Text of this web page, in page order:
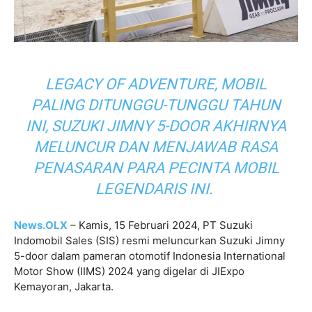
LEGACY OF ADVENTURE, MOBIL
PALING DITUNGGU-TUNGGU TAHUN
INI, SUZUKI JIMNY 5-DOOR AKHIRNYA
MELUNCUR DAN MENJAWAB RASA
PENASARAN PARA PECINTA MOBIL
LEGENDARIS INI.
News.OLX – Kamis, 15 Februari 2024, PT Suzuki
Indomobil Sales (SIS) resmi meluncurkan Suzuki Jimny
5-door dalam pameran otomotif Indonesia International
Motor Show (IIMS) 2024 yang digelar di JIExpo
Kemayoran, Jakarta.